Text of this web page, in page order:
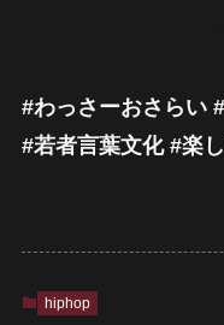
#わっさーおさらい
#若者言葉文化 #楽
hiphop